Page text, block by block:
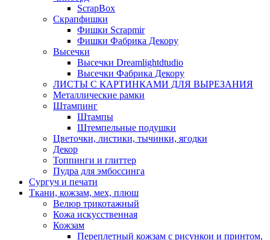
ScrapBox
Скрапфишки
Фишки Scrapmir
Фишки Фабрика Декору
Высечки
Высечки Dreamlightdtudio
Высечки Фабрика Декору
ЛИСТЫ С КАРТИНКАМИ ДЛЯ ВЫРЕЗАНИЯ
Металлические рамки
Штампинг
Штампы
Штемпельные подушки
Цветочки, листики, тычинки, ягодки
Декор
Топпинги и глиттер
Пудра для эмбоссинга
Сургуч и печати
Ткани, кожзам, мех, плюш
Велюр трикотажный
Кожа искусственная
Кожзам
Переплетный кожзам с рисункои и принтом,